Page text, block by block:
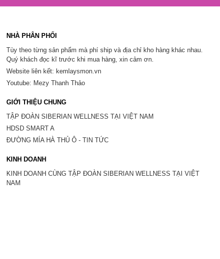
NHÀ PHÂN PHỐI
Tùy theo từng sản phẩm mà phí ship và địa chỉ kho hàng khác nhau.
Quý khách đọc kĩ trước khi mua hàng, xin cảm ơn.
Website liên kết: kemlaysmon.vn
Youtube: Mezy Thanh Thảo
GIỚI THIỆU CHUNG
TẬP ĐOÀN SIBERIAN WELLNESS TẠI VIỆT NAM
HDSD SMART A
ĐƯỜNG MÍA HÀ THỦ Ô - TIN TỨC
KINH DOANH
KINH DOANH CÙNG TẬP ĐOÀN SIBERIAN WELLNESS TẠI VIỆT
NAM